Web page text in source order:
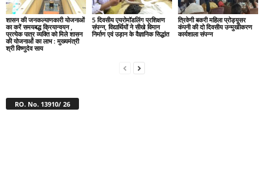
शासन की जनकल्याणकारी योजनाओं
का करें समयबद्ध क्रियान्वयन ,
प्रत्येक पात्र व्यक्ति को मिले शासन
की योजनाओं का लाभ : मुख्यमंत्री
श्री विष्णुदेव साय
5 दिवसीय एयरोमॉडलिंग प्रशिक्षण
संपन्न, विद्यार्थियों ने सीखे विमान
निर्माण एवं उड़ान के वैज्ञानिक सिद्धांत
त्रिवेणी बकरी महिला प्रोड्यूसर
कंपनी की दो दिवसीय उन्मुखीकरण
कार्यशाला संपन्न
RO. No. 13910/ 26